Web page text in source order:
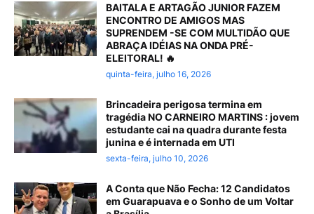
BAITALA E ARTAGÃO JUNIOR FAZEM
ENCONTRO DE AMIGOS MAS
SUPRENDEM -SE COM MULTIDÃO QUE
ABRAÇA IDÉIAS NA ONDA PRÉ-
ELEITORAL! 🔥
quinta-feira, julho 16, 2026
Brincadeira perigosa termina em
tragédia NO CARNEIRO MARTINS : jovem
estudante cai na quadra durante festa
junina e é internada em UTI
sexta-feira, julho 10, 2026
A Conta que Não Fecha: 12 Candidatos
em Guarapuava e o Sonho de um Voltar